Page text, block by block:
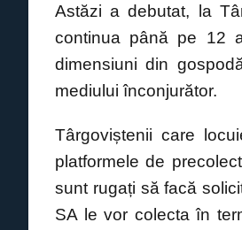
c
e
b
o
o
k
at
s
A
p
p
ss
e
n
g
er
p
y
Li
n
k
Astăzi a debutat, la
continua până pe 12
dimensiuni din
mediului înconjurător.
Târgoviștenii care
platformele de
sunt rugați să facă
SA le vor colecta în